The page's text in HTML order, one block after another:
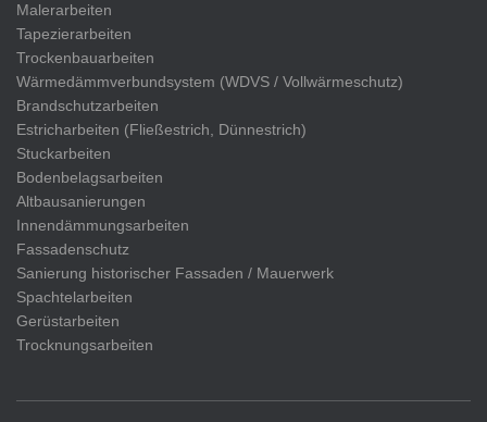
Malerarbeiten
Tapezierarbeiten
Trockenbauarbeiten
Wärmedämmverbundsystem (WDVS / Vollwärmeschutz)
Brandschutzarbeiten
Estricharbeiten (Fließestrich, Dünnestrich)
Stuckarbeiten
Bodenbelagsarbeiten
Altbausanierungen
Innendämmungsarbeiten
Fassadenschutz
Sanierung historischer Fassaden / Mauerwerk
Spachtelarbeiten
Gerüstarbeiten
Trocknungsarbeiten